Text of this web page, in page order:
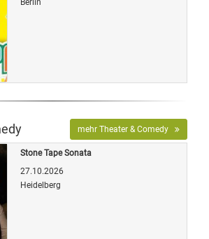
mehr Theater & Comedy
Stone Tape Sonata
27.10.2026
Heidelberg